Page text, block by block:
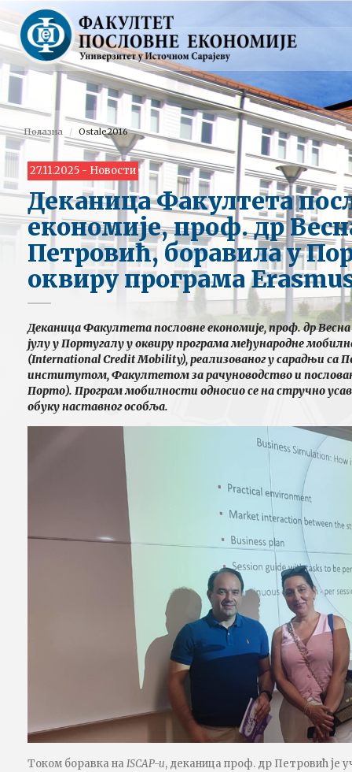
Полазна Ostale2016
27.11.2025 - Новости
Деканица Факултета
економије, проф. др
Петровић, боравила у
оквиру програма
Деканица Факултета пословне економије, проф. др
јулу у Португалу у оквиру програма међународне
(International Credit Mobility), реализованог у сарадњи са
институтом, Факултетом за рачуноводство и
Порто). Програм мобилности односио се на стручно
обуку наставног особља.
Током боравка на ISCAP-u, деканица проф. др Петровић је